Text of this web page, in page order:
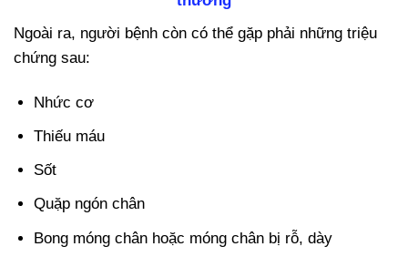
Ngoài ra, người bệnh còn có thể gặp phải những triệu
chứng sau:
Nhức cơ
Thiếu máu
Sốt
Quặp ngón chân
Bong móng chân hoặc móng chân bị rỗ, dày